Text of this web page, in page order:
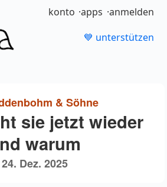
konto apps anmelden
💙 unterstützen
& Söhne
sie jetzt wieder
warum
24. Dez. 2025